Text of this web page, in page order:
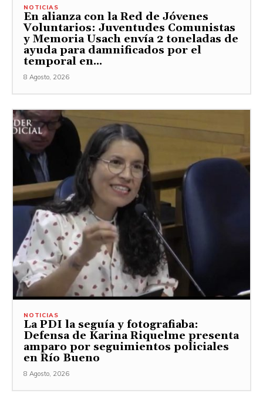
NOTICIAS
En alianza con la Red de Jóvenes
Voluntarios: Juventudes Comunistas
y Memoria Usach envía 2 toneladas de
ayuda para damnificados por el
temporal en...
8 Agosto, 2026
NOTICIAS
La PDI la seguía y fotografiaba:
Defensa de Karina Riquelme presenta
amparo por seguimientos policiales
en Río Bueno
8 Agosto, 2026